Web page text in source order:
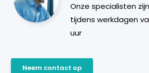
Onze specialisten
tijdens werkdagen
uur
Neem contact op